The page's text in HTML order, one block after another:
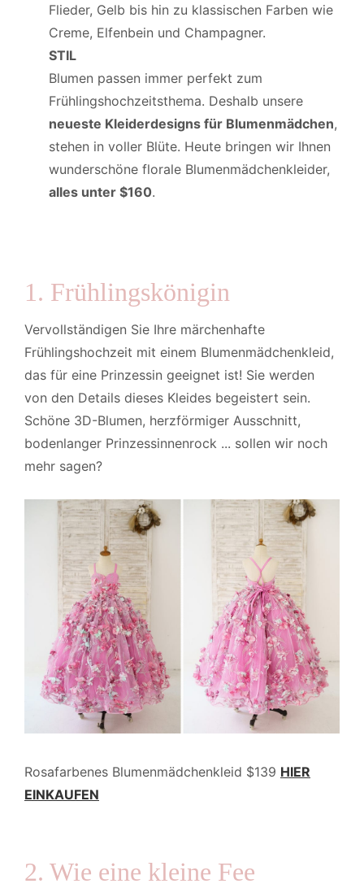
Flieder, Gelb bis hin zu klassischen Farben wie
Creme, Elfenbein und Champagner.
STIL
Blumen passen immer perfekt zum
Frühlingshochzeitsthema. Deshalb unsere
neueste Kleiderdesigns für Blumenmädchen,
stehen in voller Blüte. Heute bringen wir Ihnen
wunderschöne florale Blumenmädchenkleider,
alles unter $160.
1. Frühlingskönigin
Vervollständigen Sie Ihre märchenhafte
Frühlingshochzeit mit einem Blumenmädchenkleid,
das für eine Prinzessin geeignet ist! Sie werden
von den Details dieses Kleides begeistert sein.
Schöne 3D-Blumen, herzförmiger Ausschnitt,
bodenlanger Prinzessinnenrock ... sollen wir noch
mehr sagen?
Rosafarbenes Blumenmädchenkleid $139 HIER
EINKAUFEN
2. Wie eine kleine Fee